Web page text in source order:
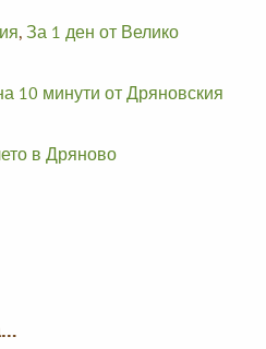
, За 1 ден от Велико
10 минути от Дряновския
в Дряново